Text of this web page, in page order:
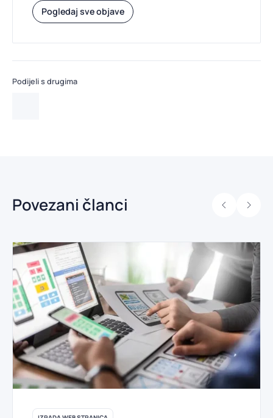
Pogledaj sve objave
Podijeli s drugima
Povezani članci